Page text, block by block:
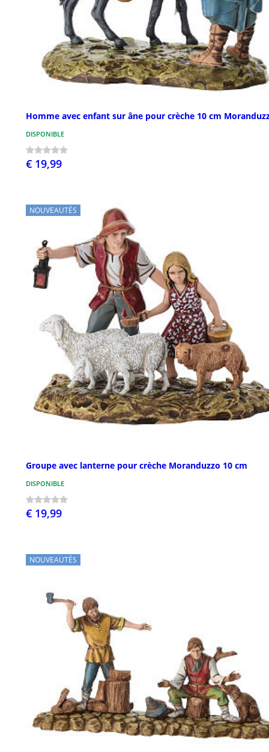
Homme avec enfant sur âne pour crèche 10 cm
DISPONIBLE
€ 19,99
NOUVEAUTÉS
Groupe avec lanterne pour crèche Moranduzzo 10 cm
DISPONIBLE
€ 19,99
NOUVEAUTÉS